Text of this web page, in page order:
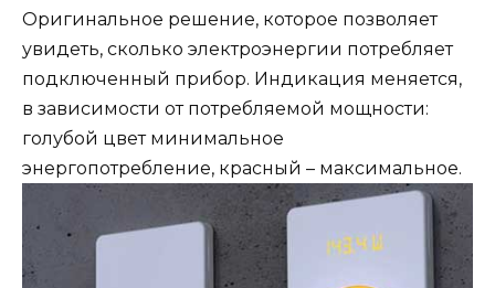
Оригинальное решение, которое позволяет
увидеть, сколько электроэнергии потребляет
подключенный прибор. Индикация меняется,
в зависимости от потребляемой мощности:
голубой цвет минимальное
энергопотребление, красный – максимальное.